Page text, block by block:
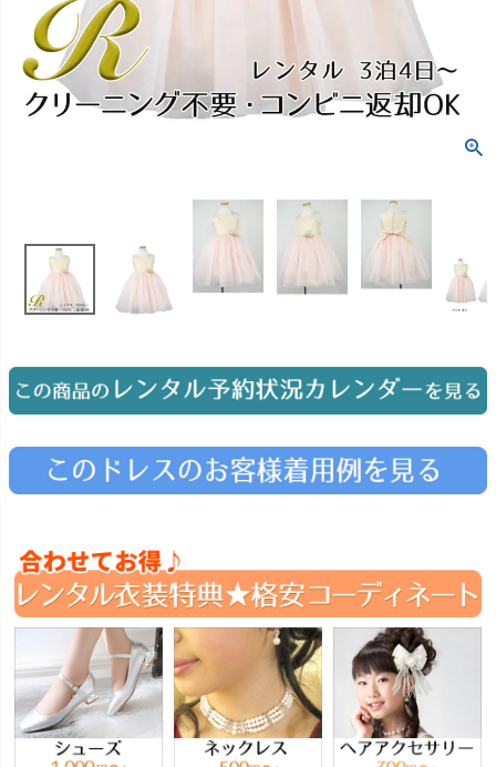
インナー・パニエ
ジュエリー 音楽雑貨
きちんと感のあるフォーマル 3歳・5歳・7歳の晴れの日
07 販売・共通のご案内
品質・返品・お手入れ
08 送料・お支払い
送料・決済方法
Photography
Angel's Photo Studio
予約 Web または お電話
特典 ヘアメイク・着付け